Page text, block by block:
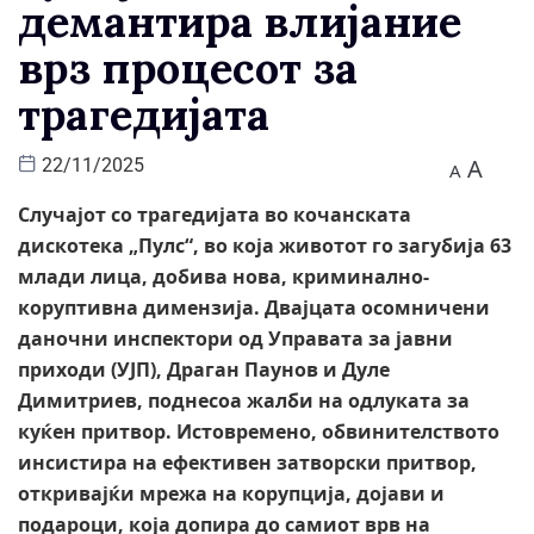
демантира влијание
врз процесот за
трагедијата
22/11/2025 A A
Случајот со трагедијата во кочанската
дискотека „Пулс“, во која животот го загубија 63
млади лица, добива нова, криминално-
коруптивна димензија. Двајцата осомничени
даночни инспектори од Управата за јавни
приходи (УЈП), Драган Паунов и Дуле
Димитриев, поднесоа жалби на одлуката за
куќен притвор. Истовремено, обвинителството
инсистира на ефективен затворски притвор,
откривајќи мрежа на корупција, дојави и
подароци, која допира до самиот врв на